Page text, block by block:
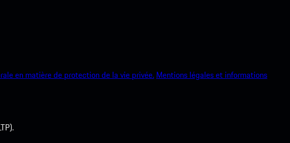
en matière de protection de la vie privée. Mentions légales et informations